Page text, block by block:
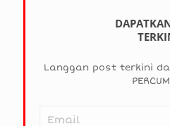
Langgan post terkini